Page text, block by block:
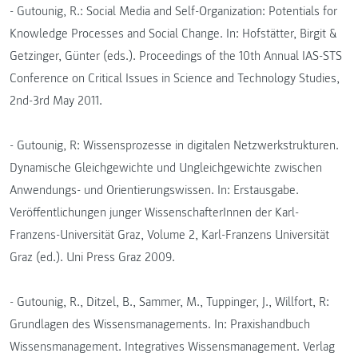
- Gutounig, R.: Social Media and Self-Organization: Potentials for
Knowledge Processes and Social Change. In: Hofstätter, Birgit &
Getzinger, Günter (eds.). Proceedings of the 10th Annual IAS-STS
Conference on Critical Issues in Science and Technology Studies,
2nd-3rd May 2011.
- Gutounig, R: Wissensprozesse in digitalen Netzwerkstrukturen.
Dynamische Gleichgewichte und Ungleichgewichte zwischen
Anwendungs- und Orientierungswissen. In: Erstausgabe.
Veröffentlichungen junger WissenschafterInnen der Karl-
Franzens-Universität Graz, Volume 2, Karl-Franzens Universität
Graz (ed.). Uni Press Graz 2009.
- Gutounig, R., Ditzel, B., Sammer, M., Tuppinger, J., Willfort, R:
Grundlagen des Wissensmanagements. In: Praxishandbuch
Wissensmanagement. Integratives Wissensmanagement. Verlag